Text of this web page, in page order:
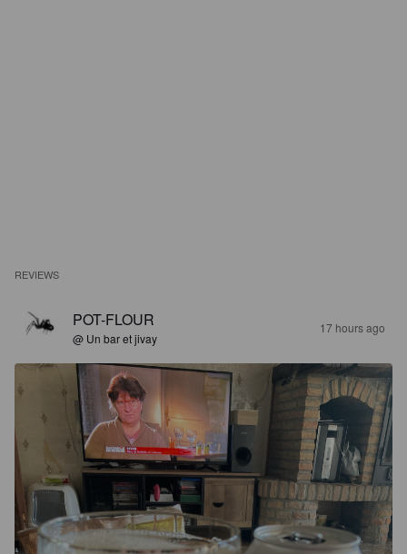
REVIEWS
POT-FLOUR
@ Un bar et jivay
17 hours ago